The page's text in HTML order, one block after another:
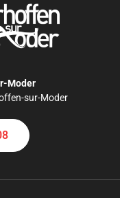
Moder
sur-Moder